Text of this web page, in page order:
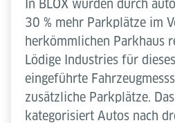
In BLOX wurden durch
30 % mehr Parkplätze im
herkömmlichen Parkhaus
Lödige Industries für
eingeführte
zusätzliche Parkplätze.
kategorisiert Autos nach